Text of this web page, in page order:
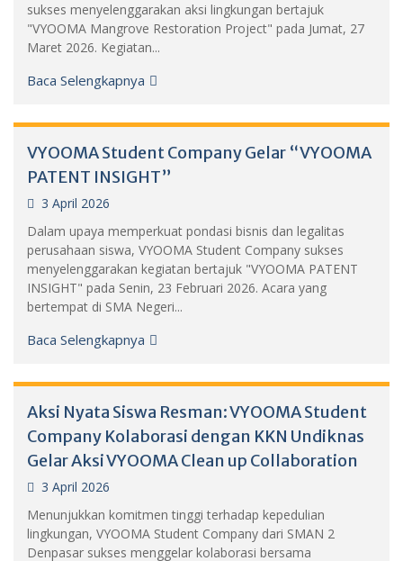
sukses menyelenggarakan aksi lingkungan bertajuk
"VYOOMA Mangrove Restoration Project" pada Jumat, 27
Maret 2026. Kegiatan...
Baca Selengkapnya
VYOOMA Student Company Gelar “VYOOMA
PATENT INSIGHT”
3 April 2026
Dalam upaya memperkuat pondasi bisnis dan legalitas
perusahaan siswa, VYOOMA Student Company sukses
menyelenggarakan kegiatan bertajuk "VYOOMA PATENT
INSIGHT" pada Senin, 23 Februari 2026. Acara yang
bertempat di SMA Negeri...
Baca Selengkapnya
Aksi Nyata Siswa Resman: VYOOMA Student
Company Kolaborasi dengan KKN Undiknas
Gelar Aksi VYOOMA Clean up Collaboration
3 April 2026
Menunjukkan komitmen tinggi terhadap kepedulian
lingkungan, VYOOMA Student Company dari SMAN 2
Denpasar sukses menggelar kolaborasi bersama